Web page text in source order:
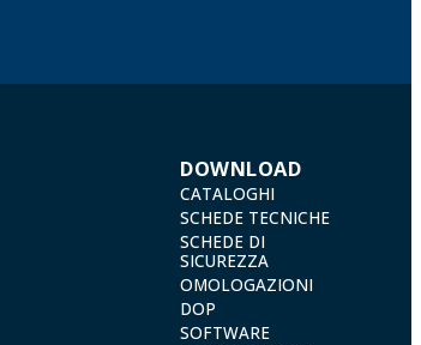
DOWNLOAD
CATALOGHI
SCHEDE TECNICHE
SCHEDE DI
SICUREZZA
OMOLOGAZIONI
DOP
SOFTWARE